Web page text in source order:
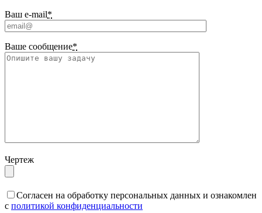
Ваш e-mail*
Ваше сообщение*
Чертеж
Cогласен на обработку персональных данных и ознакомлен
с политикой конфиденциальности